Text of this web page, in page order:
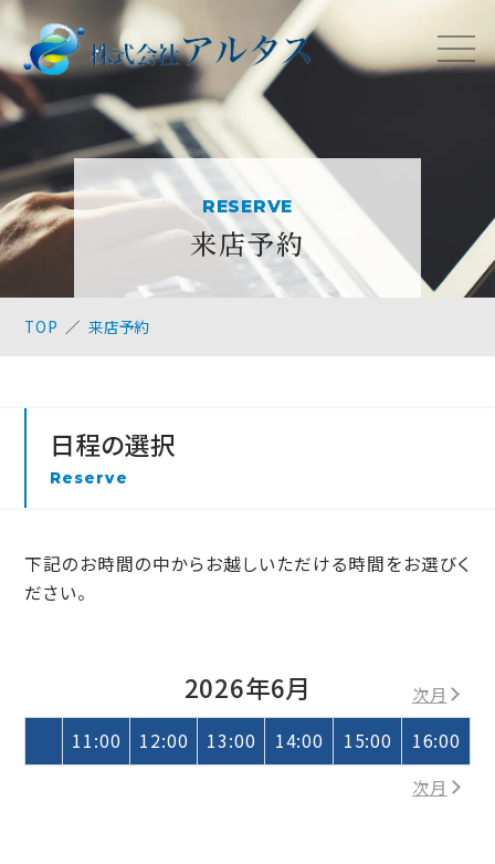
RESERVE
来店予約
TOP 来店予約
日程の選択
Reserve
下記のお時間の中からお越しいただける時間をお選びく
ださい。
2026年6月 次月
11:00 12:00 13:00 14:00 15:00 16:00
次月